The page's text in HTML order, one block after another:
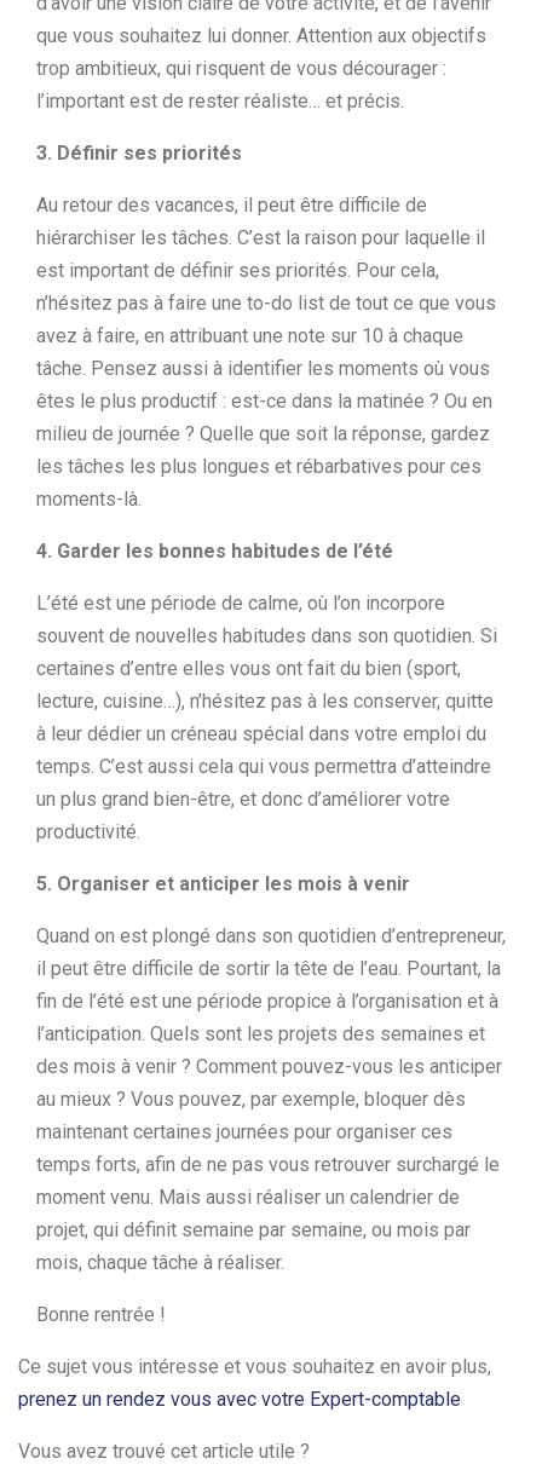
que vous souhaitez lui donner. Attention aux objectifs
trop ambitieux, qui risquent de vous décourager :
l’important est de rester réaliste… et précis.
3. Définir ses priorités
Au retour des vacances, il peut être difficile de
hiérarchiser les tâches. C’est la raison pour laquelle il
est important de définir ses priorités. Pour cela,
n’hésitez pas à faire une to-do list de tout ce que vous
avez à faire, en attribuant une note sur 10 à chaque
tâche. Pensez aussi à identifier les moments où vous
êtes le plus productif : est-ce dans la matinée ? Ou en
milieu de journée ? Quelle que soit la réponse, gardez
les tâches les plus longues et rébarbatives pour ces
moments-là.
4. Garder les bonnes habitudes de l’été
L’été est une période de calme, où l’on incorpore
souvent de nouvelles habitudes dans son quotidien. Si
certaines d’entre elles vous ont fait du bien (sport,
lecture, cuisine…), n’hésitez pas à les conserver, quitte
à leur dédier un créneau spécial dans votre emploi du
temps. C’est aussi cela qui vous permettra d’atteindre
un plus grand bien-être, et donc d’améliorer votre
productivité.
5. Organiser et anticiper les mois à venir
Quand on est plongé dans son quotidien d’entrepreneur,
il peut être difficile de sortir la tête de l’eau. Pourtant, la
fin de l’été est une période propice à l’organisation et à
l’anticipation. Quels sont les projets des semaines et
des mois à venir ? Comment pouvez-vous les anticiper
au mieux ? Vous pouvez, par exemple, bloquer dès
maintenant certaines journées pour organiser ces
temps forts, afin de ne pas vous retrouver surchargé le
moment venu. Mais aussi réaliser un calendrier de
projet, qui définit semaine par semaine, ou mois par
mois, chaque tâche à réaliser.
Bonne rentrée !
Ce sujet vous intéresse et vous souhaitez en avoir plus,
prenez un rendez vous avec votre Expert-comptable
Vous avez trouvé cet article utile ?